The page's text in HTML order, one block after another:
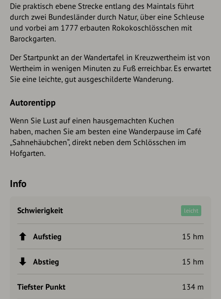
Die praktisch ebene Strecke entlang des Maintals führt
durch zwei Bundesländer durch Natur, über eine Schleuse
und vorbei am 1777 erbauten Rokokoschlösschen mit
Barockgarten.
Der Startpunkt an der Wandertafel in Kreuzwertheim ist von
Wertheim in wenigen Minuten zu Fuß erreichbar. Es erwartet
Sie eine leichte, gut ausgeschilderte Wanderung.
Autorentipp
Wenn Sie Lust auf einen hausgemachten Kuchen
haben, machen Sie am besten eine Wanderpause im Café
„Sahnehäubchen“, direkt neben dem Schlösschen im
Hofgarten.
Info
Schwierigkeit leicht
Aufstieg 15 hm
Abstieg 15 hm
Tiefster Punkt 134 m